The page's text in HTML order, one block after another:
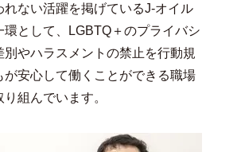
れない活躍を掲げているJ-オイル
環として、LGBTQ＋のプライバシ
別やハラスメントの禁止を行動規
が安心して働くことができる職場
組んでいます。